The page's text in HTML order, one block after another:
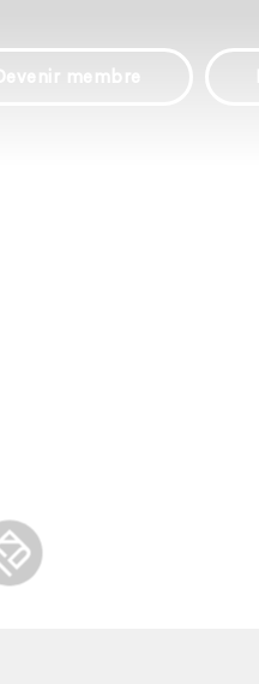
Devenir membre